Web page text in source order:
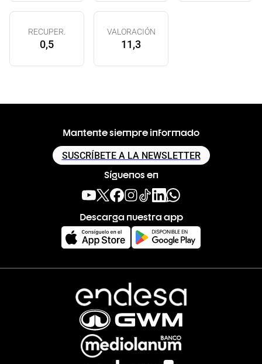
RECUPER.
0,5
VALORACIÓN
11,3
Mantente siempre informado
SUSCRÍBETE A LA NEWSLETTER
Síguenos en
Descarga nuestra app